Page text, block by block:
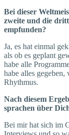
Bei dieser
zweite und die
empfunden?
Ja, es hat einmal
als ob es geplant
habe alle
habe alles
Rhythmus.
Nach diesem
sprachen über
Bei mir hat sich im